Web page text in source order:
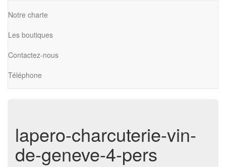
Notre charte
Les boutiques
Contactez-nous
Téléphone
lapero-charcuterie-vin-
de-geneve-4-pers